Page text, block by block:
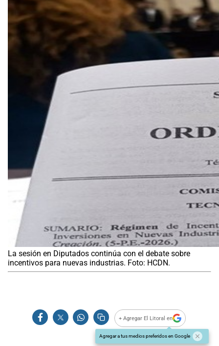
La sesión en Diputados continúa con el debate sobre
incentivos para nuevas industrias. Foto: HCDN.
+ Agregar El Litoral en
Agregar a tus medios preferidos en Google